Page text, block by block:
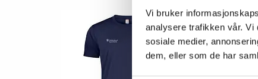
Vi bruker
analysere trafikken vår. Vi
sosiale medier,
dem, eller som de har